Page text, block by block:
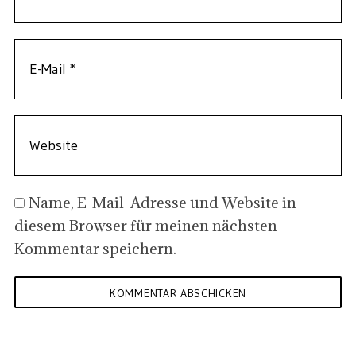
Name, E-Mail-Adresse und Website in
diesem Browser für meinen nächsten
Kommentar speichern.